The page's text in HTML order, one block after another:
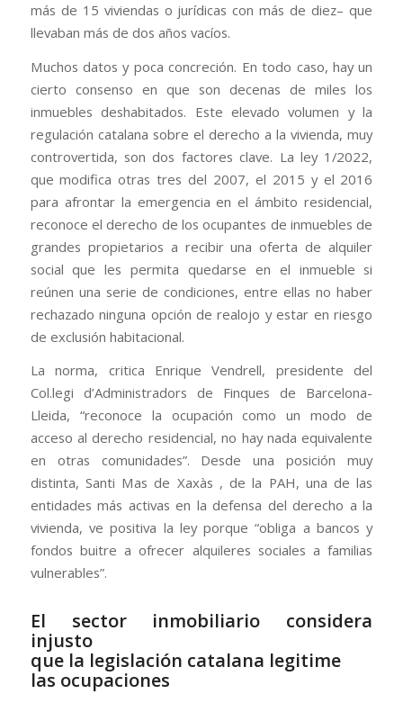
más de 15 viviendas o jurídicas con más de diez– que
llevaban más de dos años vacíos.
Muchos datos y poca concreción. En todo caso, hay un
cierto consenso en que son decenas de miles los
inmuebles deshabitados. Este elevado volumen y la
regulación catalana sobre el derecho a la vivienda, muy
controvertida, son dos factores clave. La ley 1/2022,
que modifica otras tres del 2007, el 2015 y el 2016
para afrontar la emergencia en el ámbito residencial,
reconoce el derecho de los ocupantes de inmuebles de
grandes propietarios a recibir una oferta de alquiler
social que les permita quedarse en el inmueble si
reúnen una serie de condiciones, entre ellas no haber
rechazado ninguna opción de realojo y estar en riesgo
de exclusión habitacional.
La norma, critica Enrique Vendrell, presidente del
Col.legi d’Administradors de Finques de Barcelona-
Lleida, “reconoce la ocupación como un modo de
acceso al derecho residencial, no hay nada equivalente
en otras comunidades”. Desde una posición muy
distinta, Santi Mas de Xaxàs , de la PAH, una de las
entidades más activas en la defensa del derecho a la
vivienda, ve positiva la ley porque “obliga a bancos y
fondos buitre a ofrecer alquileres sociales a familias
vulnerables”.
El sector inmobiliario considera
injusto
que la legislación catalana legitime
las ocupaciones